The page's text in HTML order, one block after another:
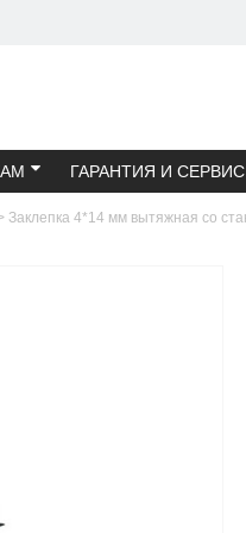
ГАРАНТИЯ И СЕРВИС
Заклепка 4*14 мм вытяжная со